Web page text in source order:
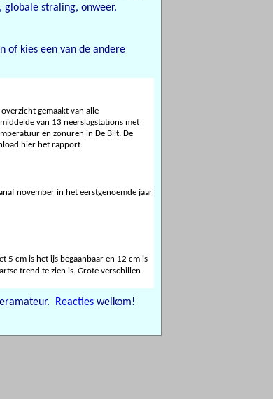
globale straling, onweer.
of kies een van de andere
gemaakt van alle
van 13 neerslagstations met
en zonuren in De Bilt. De
hier het rapport:
november in het eerstgenoemde jaar
5 cm is het ijs begaanbaar en 12 cm is
trend te zien is. Grote verschillen
Reacties welkom!